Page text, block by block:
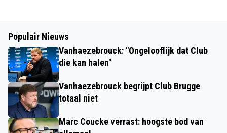
Populair Nieuws
Vanhaezebrouck: "Ongelooflijk dat Club
die kan halen"
Vanhaezebrouck begrijpt Club Brugge
totaal niet
Marc Coucke verrast: hoogste bod van